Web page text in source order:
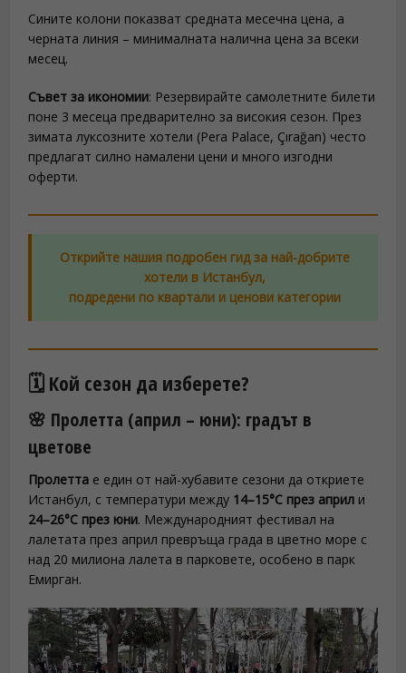
Сините колони показват средната месечна цена, а
черната линия – минималната налична цена за всеки
месец.
Съвет за икономии: Резервирайте самолетните билети
поне 3 месеца предварително за високия сезон. През
зимата луксозните хотели (Pera Palace, Çırağan) често
предлагат силно намалени цени и много изгодни
оферти.
Открийте нашия подробен гид за най-добрите
хотели в Истанбул,
подредени по квартали и ценови категории
🗓️ Кой сезон да изберете?
🌸 Пролетта (април – юни): градът в
цветове
Пролетта е един от най-хубавите сезони да откриете
Истанбул, с температури между 14–15°C през април и
24–26°C през юни. Международният фестивал на
лалетата през април превръща града в цветно море с
над 20 милиона лалета в парковете, особено в парк
Емирган.